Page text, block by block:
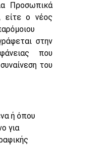
Προσωπικά
είτε ο νέος
στην
που
του
ή όπου
για